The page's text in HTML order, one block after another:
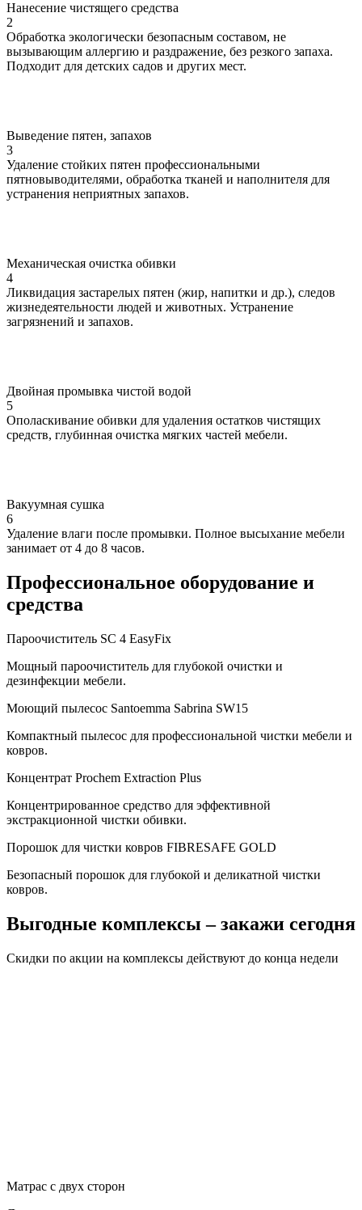
Нанесение чистящего средства
2
Обработка экологически безопасным составом, не
вызывающим аллергию и раздражение, без резкого запаха.
Подходит для детских садов и других мест.
Выведение пятен, запахов
3
Удаление стойких пятен профессиональными
пятновыводителями, обработка тканей и наполнителя для
устранения неприятных запахов.
Механическая очистка обивки
4
Ликвидация застарелых пятен (жир, напитки и др.), следов
жизнедеятельности людей и животных. Устранение
загрязнений и запахов.
Двойная промывка чистой водой
5
Ополаскивание обивки для удаления остатков чистящих
средств, глубинная очистка мягких частей мебели.
Вакуумная сушка
6
Удаление влаги после промывки. Полное высыхание мебели
занимает от 4 до 8 часов.
Профессиональное оборудование и
средства
Пароочиститель SC 4 EasyFix
Мощный пароочиститель для глубокой очистки и
дезинфекции мебели.
Моющий пылесос Santoemma Sabrina SW15
Компактный пылесос для профессиональной чистки мебели и
ковров.
Концентрат Prochem Extraction Plus
Концентрированное средство для эффективной
экстракционной чистки обивки.
Порошок для чистки ковров FIBRESAFE GOLD
Безопасный порошок для глубокой и деликатной чистки
ковров.
Выгодные комплексы – закажи сегодня
Скидки по акции на комплексы действуют до конца недели
Матрас с двух сторон